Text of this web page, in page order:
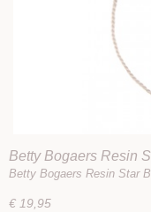
Betty Bogaers Resin
PINK
Betty Bogaers Resin Star
€ 19,95